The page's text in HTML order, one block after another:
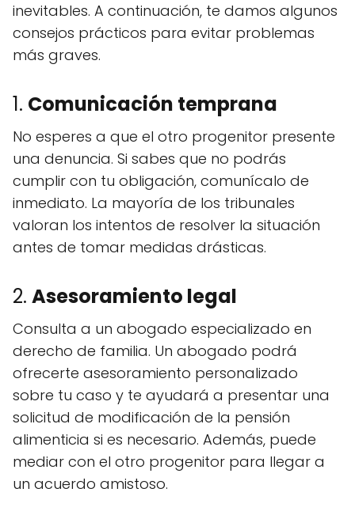
inevitables. A continuación, te damos algunos
consejos prácticos para evitar problemas
más graves.
1. Comunicación temprana
No esperes a que el otro progenitor presente
una denuncia. Si sabes que no podrás
cumplir con tu obligación, comunícalo de
inmediato. La mayoría de los tribunales
valoran los intentos de resolver la situación
antes de tomar medidas drásticas.
2. Asesoramiento legal
Consulta a un abogado especializado en
derecho de familia. Un abogado podrá
ofrecerte asesoramiento personalizado
sobre tu caso y te ayudará a presentar una
solicitud de modificación de la pensión
alimenticia si es necesario. Además, puede
mediar con el otro progenitor para llegar a
un acuerdo amistoso.